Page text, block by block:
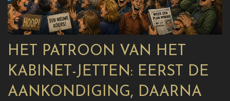
HET PATROON VAN HET
KABINET-JETTEN: EERST DE
AANKONDIGING, DAARNA